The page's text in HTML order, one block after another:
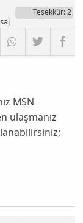
Teşekkür: 2
MSN
ulaşmanız